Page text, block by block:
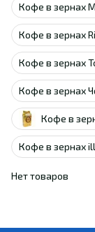
Кофе в зернах
Кофе в зернах
Кофе в зернах
Кофе в зернах
Кофе в
Кофе в зернах
Нет товаров